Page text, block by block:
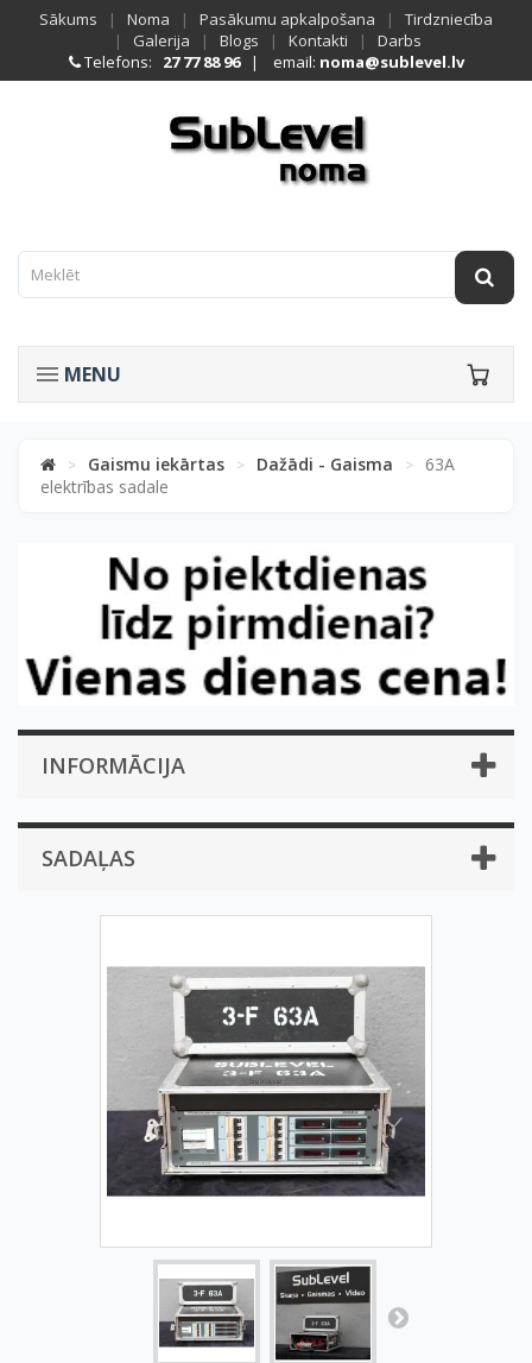
Sākums | Noma | Pasākumu apkalpošana |
Tirdzniecība
|
Galerija | Blogs | Kontakti |
Darbs
Telefons:
27 77 88 96| email: noma@sublevel.lv
MENU
> Gaismu iekārtas > Dažādi - Gaisma >
63A
elektrības sadale
INFORMĀCIJA
SADAĻAS